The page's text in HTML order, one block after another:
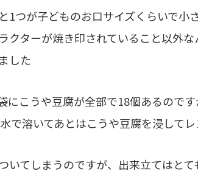
1つが子どものお口サイズくらいで小
クターが焼き印されていること以外な
した
にこうや豆腐が全部で18個あるので
で溶いてあとはこうや豆腐を浸して
いてしまうのですが、出来立てはと